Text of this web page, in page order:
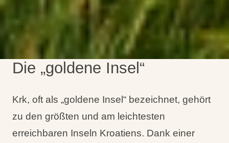
Die „goldene Insel“
Krk, oft als „goldene Insel“ bezeichnet, gehört
zu den größten und am leichtesten
erreichbaren Inseln Kroatiens. Dank einer